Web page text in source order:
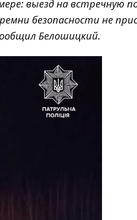
выезд на встречную
безопасности не
Белошицкий.